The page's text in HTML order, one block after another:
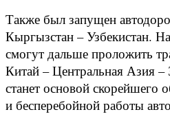
Также был запущен
Кыргызстан – Узбекистан.
смогут дальше проложить
Китай – Центральная Азия –
станет основой скорейшего
и бесперебойной работы